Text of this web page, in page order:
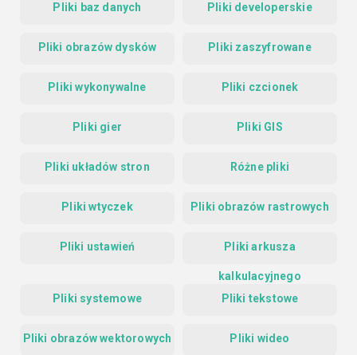
Pliki baz danych Pliki developerskie
Pliki obrazów dysków Pliki zaszyfrowane
Pliki wykonywalne Pliki czcionek
Pliki gier Pliki GIS
Pliki układów stron Różne pliki
Pliki wtyczek Pliki obrazów rastrowych
Pliki ustawień Pliki arkusza
kalkulacyjnego
Pliki systemowe
Pliki tekstowe
Pliki obrazów wektorowych Pliki wideo